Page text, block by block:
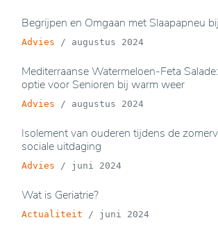
Begrijpen en Omgaan met Slaapapneu
Advies / augustus 2024
Mediterraanse Watermeloen-Feta
optie voor Senioren bij warm weer
Advies / augustus 2024
Isolement van ouderen tijdens de
sociale uitdaging
Advies / juni 2024
Wat is Geriatrie?
Actualiteit / juni 2024